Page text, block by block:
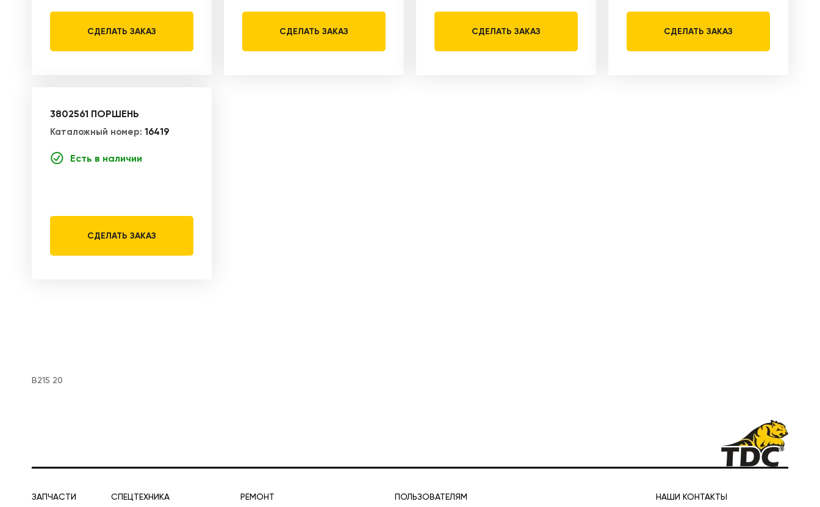
СДЕЛАТЬ ЗАКАЗ СДЕЛАТЬ ЗАКАЗ СДЕЛАТЬ ЗАКАЗ СДЕЛАТЬ ЗАКАЗ
3802561 ПОРШЕНЬ
Каталожный номер: 16419
Есть в наличии
СДЕЛАТЬ ЗАКАЗ
B215 20
ЗАПЧАСТИ
СПЕЦТЕХНИКА
РЕМОНТ
ПОЛЬЗОВАТЕЛЯМ
НАШИ КОНТАКТЫ